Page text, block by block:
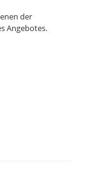
der
Angebotes.